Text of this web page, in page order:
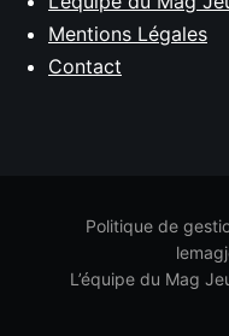
Mentions Légales
Contact
Politique de
L’équipe du Mag